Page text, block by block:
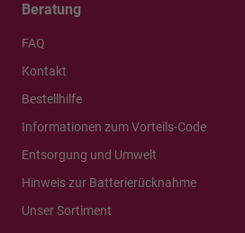
Beratung
FAQ
Kontakt
Bestellhilfe
Informationen zum Vorteils-Code
Entsorgung und Umwelt
Hinweis zur Batterierücknahme
Unser Sortiment